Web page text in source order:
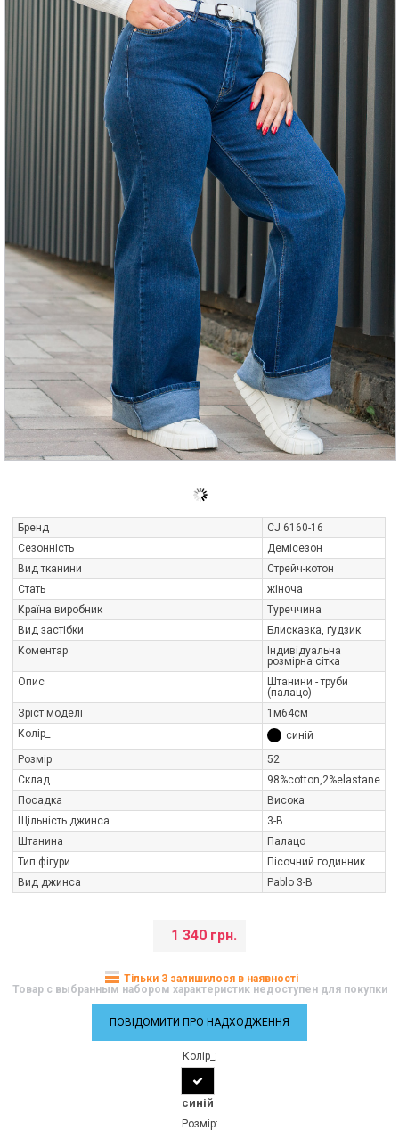
Бренд
CJ 6160-16
Сезонність
Демісезон
Вид тканини
Стрейч-котон
Стать
жіноча
Країна виробник
Туреччина
Вид застібки
Блискавка, ґудзик
Коментар
Індивідуальна
розмірна сітка
Опис
Штанини - труби
(палацо)
Зріст моделі
1м64см
Колір_
синій
Розмір
52
Склад
98%cotton,2%elastane
Посадка
Висока
Щільність джинса
3-В
Штанина
Палацо
Тип фігури
Пісочний годинник
Вид джинса
Pablo 3-B
1 340 грн.
Тільки 3 залишилося в наявності
Товар с выбранным набором характеристик недоступен для покупки
ПОВІДОМИТИ ПРО НАДХОДЖЕННЯ
Колір_:
синій
Розмір: